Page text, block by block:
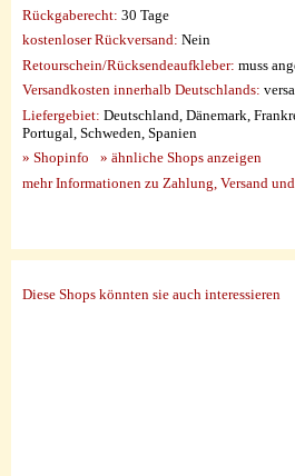
Rückgaberecht: 30 Tage
kostenloser Rückversand: Nein
Retourschein/Rücksendeaufkleber: muss
Versandkosten innerhalb Deutschlands:
Liefergebiet: Deutschland, Dänemark,
Portugal, Schweden, Spanien
» Shopinfo
» ähnliche Shops anzeigen
mehr Informationen zu Zahlung, Versand
Diese Shops könnten sie auch interessieren